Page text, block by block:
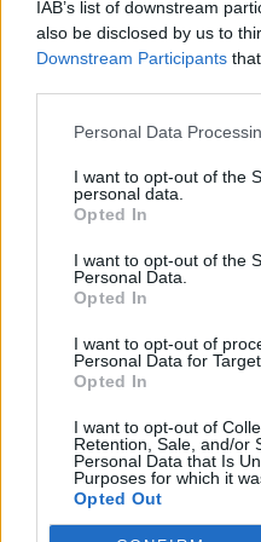
IAB’s list of downstream
also be disclosed by us to
Downstream Participants
Personal Data
I want to opt-out of the
personal data.
Opted In
I want to opt-out of the
Personal Data.
Opted In
I want to opt-out of
Personal Data for
Opted In
I want to opt-out of
Retention, Sale, and/or
Personal Data that Is
Purposes for which it
Opted Out
vaiko gyvybių išgelbėti
Žinios | Lietuvos diena
32 laipsnių šilumos
Žinios | Orai
V. Zalužno pasisakymą
Ukrainos politikoje: jis yra
Laidos | Nauja diena
Nufilmavo, kaip patvino
vaizdas pribloškia
Žinios | Lietuvos diena